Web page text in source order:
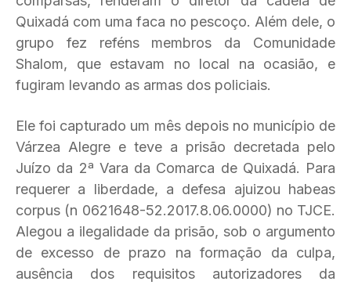
Quixadá com uma faca no pescoço. Além dele, o
grupo fez reféns membros da Comunidade
Shalom, que estavam no local na ocasião, e
fugiram levando as armas dos policiais.
Ele foi capturado um mês depois no município de
Várzea Alegre e teve a prisão decretada pelo
Juízo da 2ª Vara da Comarca de Quixadá. Para
requerer a liberdade, a defesa ajuizou habeas
corpus (n 0621648-52.2017.8.06.0000) no TJCE.
Alegou a ilegalidade da prisão, sob o argumento
de excesso de prazo na formação da culpa,
ausência dos requisitos autorizadores da